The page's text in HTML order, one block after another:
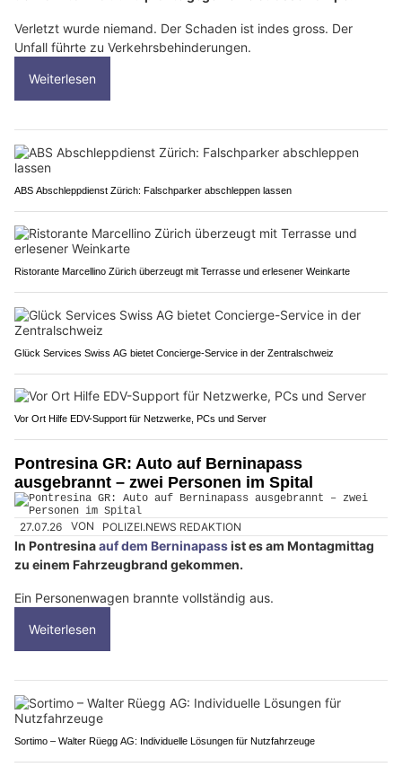
Verletzt wurde niemand. Der Schaden ist indes gross. Der
Unfall führte zu Verkehrsbehinderungen.
Weiterlesen
ABS Abschleppdienst Zürich: Falschparker abschleppen lassen
Ristorante Marcellino Zürich überzeugt mit Terrasse und erlesener Weinkarte
Glück Services Swiss AG bietet Concierge-Service in der Zentralschweiz
Vor Ort Hilfe EDV-Support für Netzwerke, PCs und Server
Pontresina GR: Auto auf Berninapass
ausgebrannt – zwei Personen im Spital
27.07.26 VON POLIZEI.NEWS REDAKTION
In Pontresinaauf dem Berninapassist es am Montagmittag
zu einem Fahrzeugbrand gekommen.
Ein Personenwagen brannte vollständig aus.
Weiterlesen
Sortimo – Walter Rüegg AG: Individuelle Lösungen für Nutzfahrzeuge